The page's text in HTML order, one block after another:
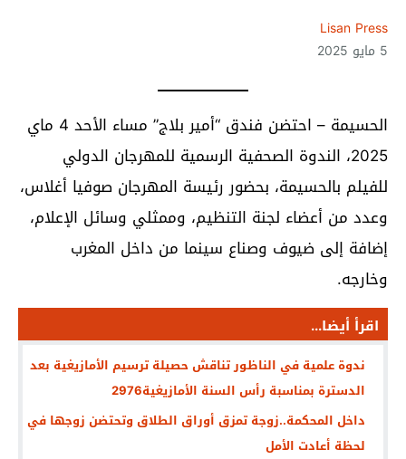
Lisan Press
5 مايو 2025
الحسيمة – احتضن فندق “أمير بلاج” مساء الأحد 4 ماي
2025، الندوة الصحفية الرسمية للمهرجان الدولي
للفيلم بالحسيمة، بحضور رئيسة المهرجان صوفيا أغلاس،
وعدد من أعضاء لجنة التنظيم، وممثلي وسائل الإعلام،
إضافة إلى ضيوف وصناع سينما من داخل المغرب
وخارجه.
اقرأ أيضا...
ندوة علمية في الناظور تناقش حصيلة ترسيم الأمازيغية بعد
الدسترة بمناسبة رأس السنة الأمازيغية2976
داخل المحكمة..زوجة تمزق أوراق الطلاق وتحتضن زوجها في
لحظة أعادت الأمل